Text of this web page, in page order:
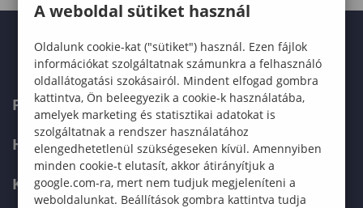
FELVÉTELIZŐKNEK
HALLGATÓKNAK
KÉPZÉSEK
A weboldal sütiket használ
Oldalunk cookie-kat ("sütiket") használ. Ezen fájlok
információkat szolgáltatnak számunkra a felhasználó
oldallátogatási szokásairól. Mindent elfogad gombra
kattintva, Ön beleegyezik a cookie-k használatába,
amelyek marketing és statisztikai adatokat is
szolgáltatnak a rendszer használatához
elengedhetetlenül szükségeseken kívül. Amennyiben
minden cookie-t elutasít, akkor átirányítjuk a
google.com-ra, mert nem tudjuk megjeleníteni a
weboldalunkat. Beállítások gombra kattintva tudja